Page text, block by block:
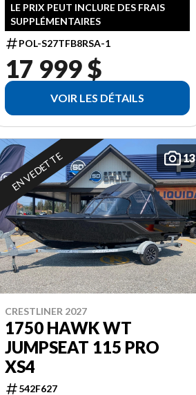
LE PRIX PEUT INCLURE DES FRAIS
SUPPLÉMENTAIRES
POL-S27TFB8RSA-1
17 999 $
VOIR LES DÉTAILS
13
EN VEDETTE
CRESTLINER 2027
1750 HAWK WT
JUMPSEAT 115 PRO
XS4
542F627